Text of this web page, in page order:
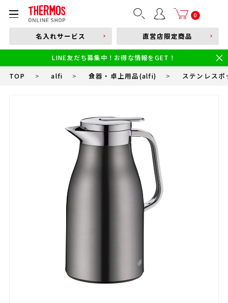
0
部品購入はこちら
本体品番やキーワードを入力
食洗機対応 新製品
幼児・園児向け水筒
小学生 低・中学年向け水筒
小学生 中・高学年向け水筒
名入れサービス 直営店限定商品
LINE友だち募集中！お得な情報をGET！
TOP > alfi > 食器・卓上用品(alfi) > ステンレス